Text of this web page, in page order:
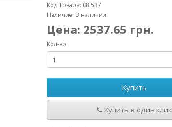
Код Товара: 08.537
Наличие: В наличии
Цена: 2537.65 грн.
Кол-во
Купить
Купить в один клик